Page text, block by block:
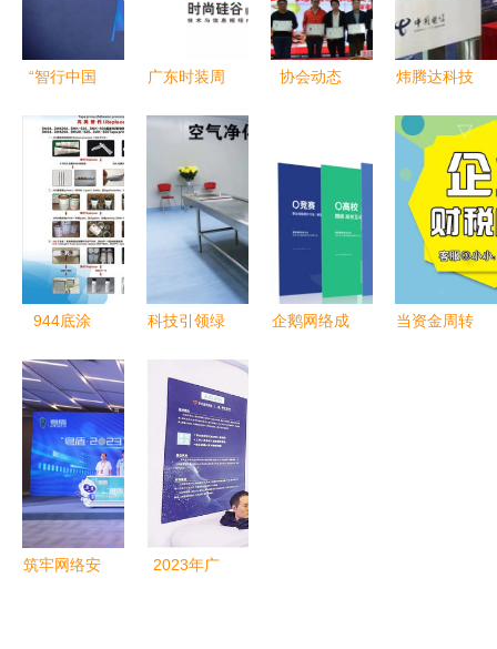
“智行中国
珠海,政企
同频共筑智
能新底座
广东时装周
的直男还在
写代码, 广
东的硅谷男
却能如此时
尚! #### 广
东网络技术
协会动态
定审核员培
炜腾达科技
联网产品插
上天翼的翅
膀——广东
网络技术服
务的创新实
践
944底涂
涂剂与助粘
剂 3M94的
理想替代方
科技引领绿
东网络技术
服务赋能环
保殡葬设备
用品推介
企鹅网络成
当资金周转
筑牢网络安
2023年广